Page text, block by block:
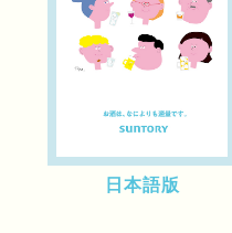
日本語版